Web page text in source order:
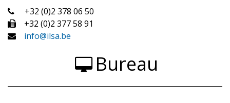
+32 (0)2 378 06 50
+32 (0)2 377 58 91
info@ilsa.be
Bureau